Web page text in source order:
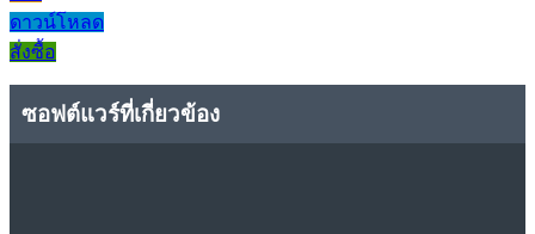
ดาวน์โหลด
สั่งซื้อ
ซอฟต์แวร์ที่เกี่ยวข้อง